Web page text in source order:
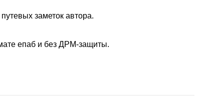
заметок автора.
епаб и без ДРМ-защиты.